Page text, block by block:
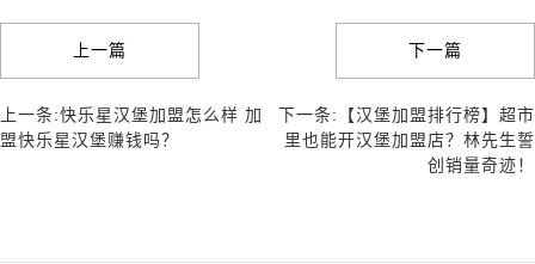
上一篇
上一条:快乐星汉堡加盟怎么样 加
盟快乐星汉堡赚钱吗？
下一篇
下一条:【汉堡加盟排行榜】超市
里也能开汉堡加盟店？林先生誓
创销量奇迹！